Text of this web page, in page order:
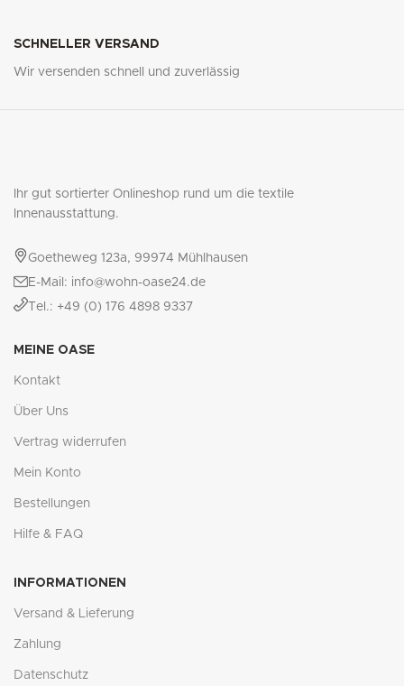
SCHNELLER VERSAND
Wir versenden schnell und zuverlässig
Ihr gut sortierter Onlineshop rund um die textile
Innenausstattung.
Goetheweg 123a, 99974 Mühlhausen
E-Mail: info@wohn-oase24.de
Tel.: +49 (0) 176 4898 9337
MEINE OASE
Kontakt
Über Uns
Vertrag widerrufen
Mein Konto
Bestellungen
Hilfe & FAQ
INFORMATIONEN
Versand & Lieferung
Zahlung
Datenschutz